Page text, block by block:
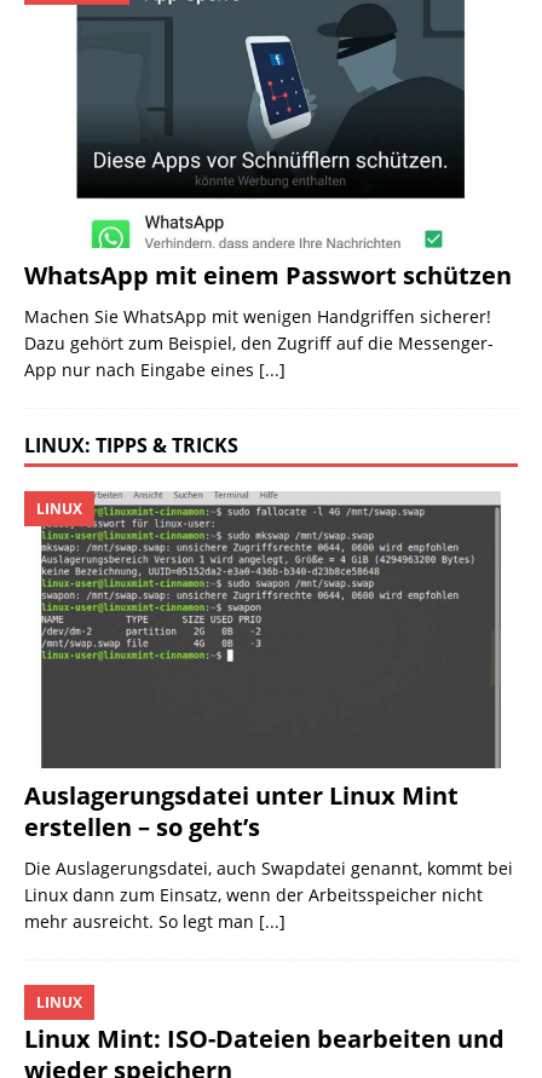
WhatsApp mit einem Passwort schützen
Machen Sie WhatsApp mit wenigen Handgriffen sicherer!
Dazu gehört zum Beispiel, den Zugriff auf die Messenger-
App nur nach Eingabe eines [...]
LINUX: TIPPS & TRICKS
Auslagerungsdatei unter Linux Mint
erstellen – so geht’s
LINUX
Die Auslagerungsdatei, auch Swapdatei genannt, kommt bei
Linux dann zum Einsatz, wenn der Arbeitsspeicher nicht
mehr ausreicht. So legt man [...]
Linux Mint: ISO-Dateien bearbeiten und
wieder speichern
LINUX